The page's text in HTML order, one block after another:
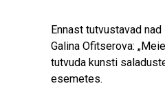
Ennast tutvustavad
Galina Ofitserova:
tutvuda kunsti
esemetes.